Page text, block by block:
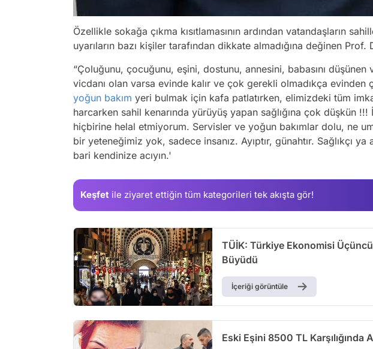
Özellikle sokağa çıkma kısıtlamasının ardından vatandaşların
uyarıların bazı kişiler tarafından dikkate almadığına değinen
“Çoluğunu, çocuğunu, eşini, dostunu, annesini, babasını düşünen
vicdanı olan varsa evinde kalır ve çok gerekli olmadıkça evinden
yoğun bakım yeri bulmak için kafa patlatırken, elimizdeki tüm
harcarken sahil kenarında yürüyüş yapan sağlığına çok düşkün !!!
hiçbirine helal etmiyorum. Servisler ve yoğun bakımlar dolu, ne
bir yeteneğimiz yok, sadece insanız. Ayıptır, günahtır. Sağlıkçı ya
bari kendinize acıyın.'
Keşfet ile ziyaret ettiğin tüm kategorileri tek akışta gör!
TÜİK: Türkiye Ekonomisi
Büyüdü
İçeriği görüntüle
Eski Eşini 8500 TL Karşılığında